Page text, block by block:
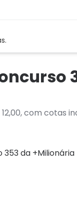
com cotas
da